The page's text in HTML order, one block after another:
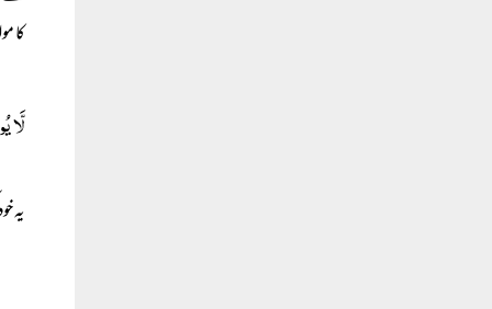
کا
لَّا
یہ